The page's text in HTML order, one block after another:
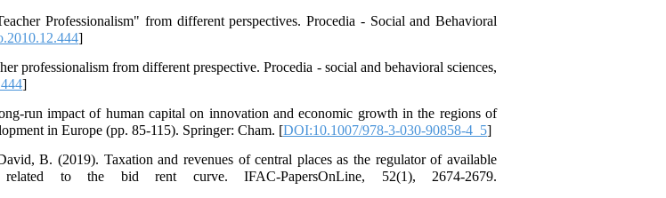
Professionalism" from different perspectives. Procedia - Social and Behavioral
]
professionalism from different prespective. Procedia - social and behavioral sciences,
]
run impact of human capital on innovation and economic growth in the regions of
in Europe (pp. 85-115). Springer: Cham. [DOI:10.1007/978-3-030-90858-4_5]
B. (2019). Taxation and revenues of central places as the regulator of available
to the bid rent curve. IFAC-PapersOnLine, 52(1), 2674-2679.